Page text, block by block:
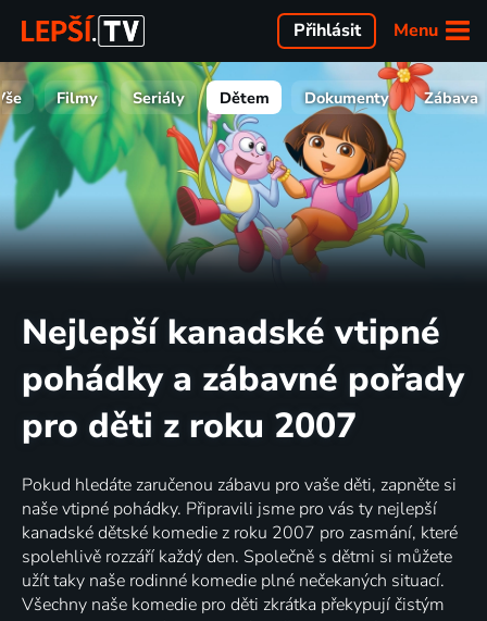
Menu
Přihlásit
Filmy Seriály Dětem Dokumenty Zábava
Nejlepší kanadské vtipné
pohádky a zábavné pořady
pro děti z roku 2007
Pokud hledáte zaručenou zábavu pro vaše děti, zapněte si
naše vtipné pohádky. Připravili jsme pro vás ty nejlepší
kanadské dětské komedie z roku 2007 pro zasmání, které
spolehlivě rozzáří každý den. Společně s dětmi si můžete
užít taky naše rodinné komedie plné nečekaných situací.
Všechny naše komedie pro děti zkrátka překypují čistým